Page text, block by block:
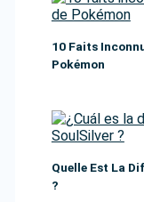
10 Faits
Pokémon
Quelle Est La
?